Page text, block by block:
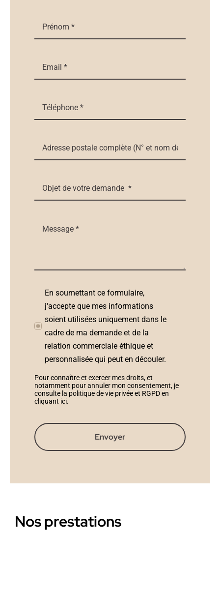
En soumettant ce formulaire,
j'accepte que mes informations
soient utilisées uniquement dans le
cadre de ma demande et de la
relation commerciale éthique et
personnalisée qui peut en découler.
Pour connaître et exercer mes droits, et
notamment pour annuler mon consentement, je
consulte la politique de vie privée et RGPD en
cliquant ici.
Envoyer
Nos prestations